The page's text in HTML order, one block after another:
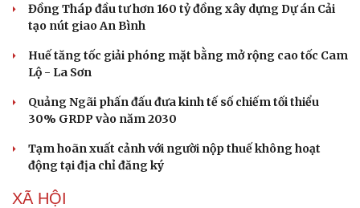
Đồng Tháp đầu tư hơn 160 tỷ đồng xây dựng Dự án Cải
tạo nút giao An Bình
Huế tăng tốc giải phóng mặt bằng mở rộng cao tốc Cam
Lộ - La Sơn
Quảng Ngãi phấn đấu đưa kinh tế số chiếm tối thiểu
30% GRDP vào năm 2030
Tạm hoãn xuất cảnh với người nộp thuế không hoạt
động tại địa chỉ đăng ký
XÃ HỘI